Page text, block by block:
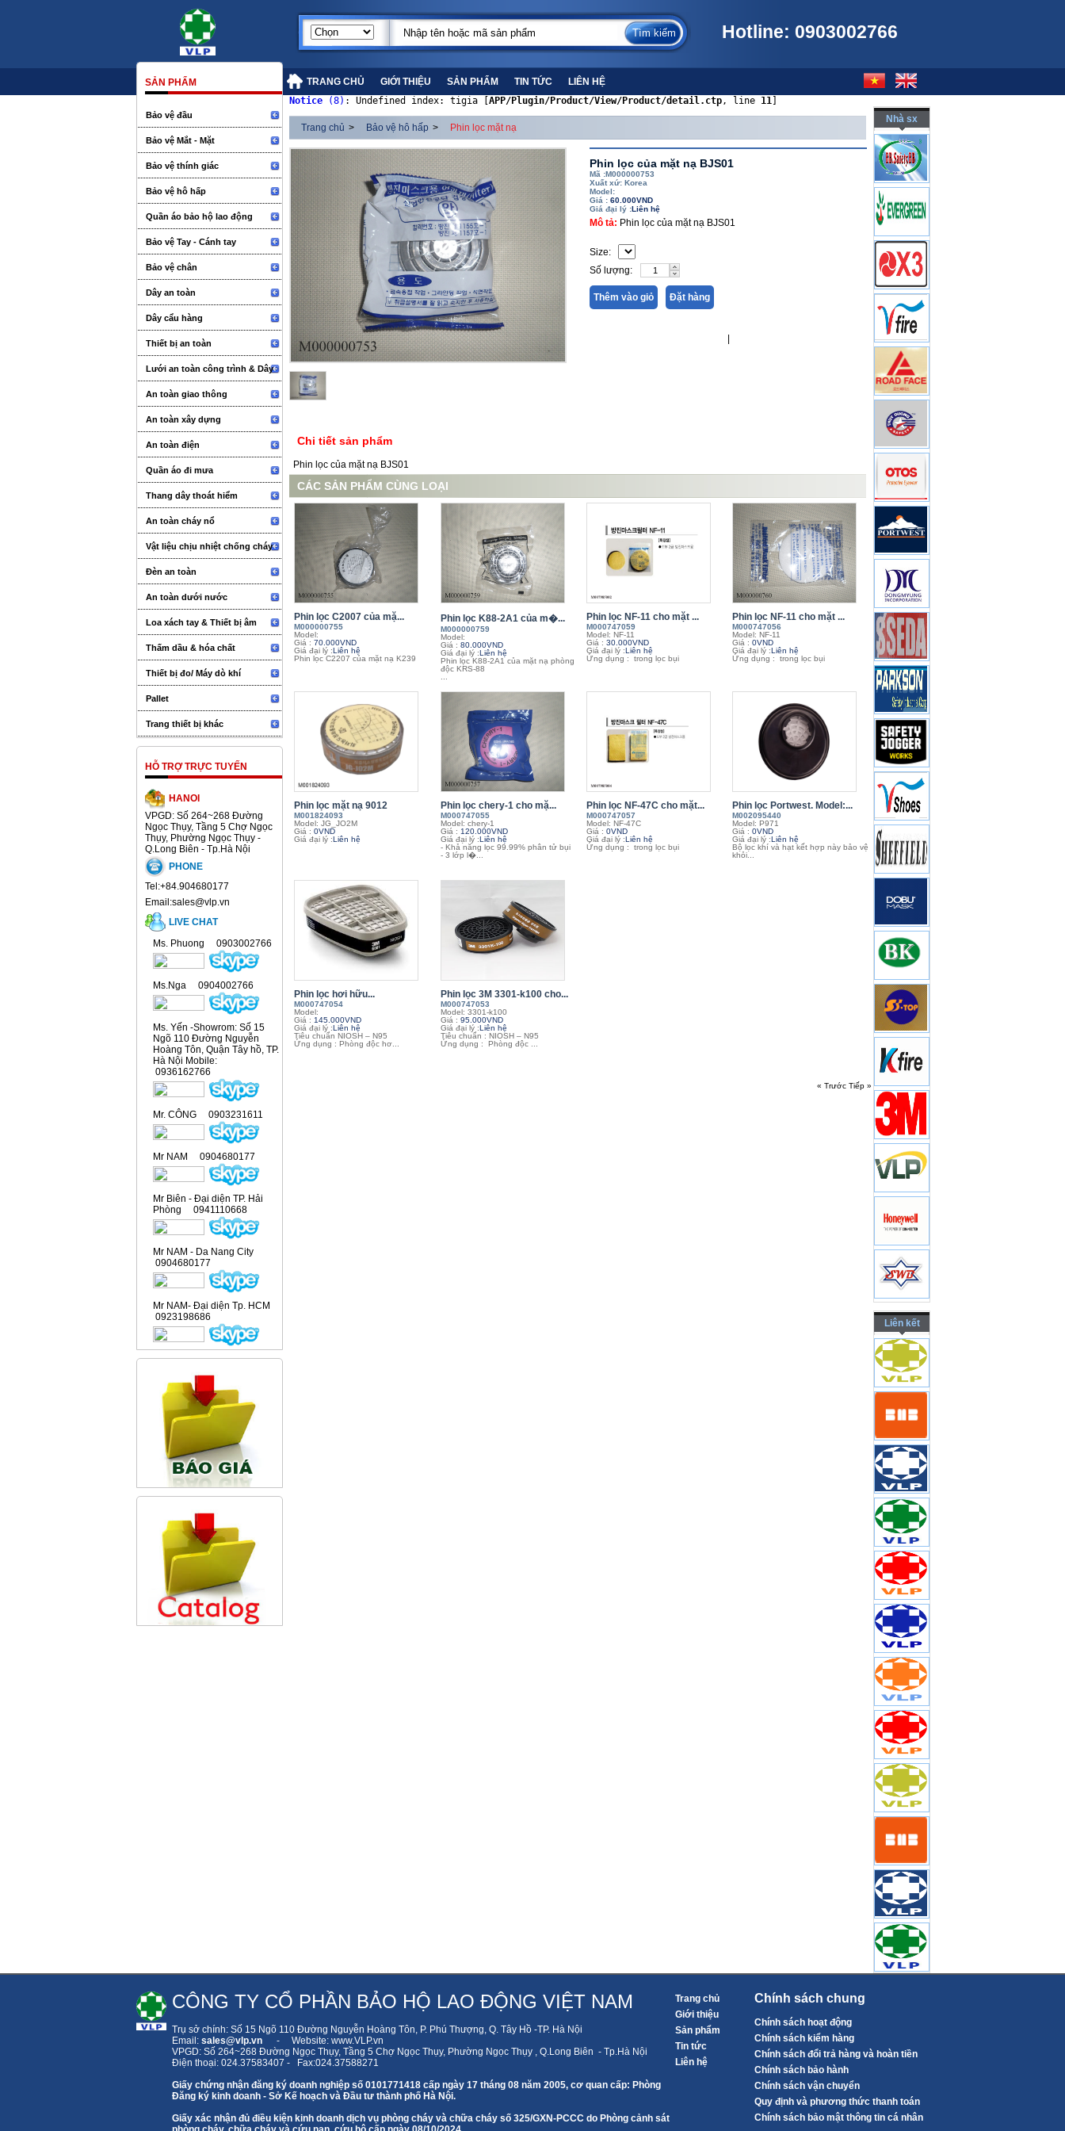
Hotline: 0903002766
TRANG CHỦ GIỚI THIỆU SẢN PHẨM TIN TỨC LIÊN HỆ
SẢN PHẨM
Bảo vệ đầu
Bảo vệ Mắt - Mặt
Bảo vệ thính giác
Bảo vệ hô hấp
Quần áo bảo hộ lao động
Bảo vệ Tay - Cánh tay
Bảo vệ chân
Dây an toàn
Dây cẩu hàng
Thiết bị an toàn
Lưới an toàn công trình & Dây
An toàn giao thông
An toàn xây dựng
An toàn điện
Quần áo đi mưa
Thang dây thoát hiểm
An toàn cháy nổ
Vật liệu chịu nhiệt chống cháy
Đèn an toàn
An toàn dưới nước
Loa xách tay & Thiết bị âm
thanh sự kiện
Thấm dầu & hóa chất
Thiết bị đo/ Máy dò khí
Pallet
Trang thiết bị khác
HỖ TRỢ TRỰC TUYẾN
HANOI
VPGD: Số 264~268 Đường
Ngọc Thụy, Tầng 5 Chợ Ngọc
Thụy, Phường Ngọc Thụy -
Q.Long Biên - Tp.Hà Nội
PHONE
Tel:+84.904680177
Email:sales@vlp.vn
LIVE CHAT
Ms. Phuong 0903002766
Ms.Nga 0904002766
Ms. Yến -Showrom: Số 15
Ngõ 110 Đường Nguyễn
Hoàng Tôn, Quận Tây hồ, TP.
Hà Nội Mobile:
0936162766
Mr. CÔNG 0903231611
Mr NAM 0904680177
Mr Biên - Đại diện TP. Hải
Phòng 0941110668
Mr NAM - Da Nang City
0904680177
Mr NAM- Đại diện Tp. HCM
0923198686
Notice (8) : Undefined index: tigia [ APP/Plugin/Product/View/Product/detail.ctp, line 11
Trang chủ > Bảo vệ hô hấp > Phin lọc mặt nạ
Phin lọc của mặt nạ BJS01
Mã :M000000753
Xuất xứ: Korea
Model:
Giá : 60.000VND
Giá đại lý :Liên hệ
Mô tả: Phin lọc của mặt nạ BJS01
Size:
Số lượng:
Thêm vào giỏ Đặt hàng
Chi tiết sản phẩm
Phin lọc của mặt nạ BJS01
CÁC SẢN PHẨM CÙNG LOẠI
Phin lọc C2007 của mặ...
M000000755
Model:
Giá : 70.000VND
Giá đại lý :Liên hệ
Phin lọc C2207 của mặt nạ K239
Phin lọc K88-2A1 của m�...
M000000759
Model:
Giá : 80.000VND
Giá đại lý :Liên hệ
Phin lọc K88-2A1 của mặt nạ phòng
độc KRS-88
Phin lọc NF-11 cho mặt ...
M000747059
Model: NF-11
Giá : 30.000VND
Giá đại lý :Liên hệ
Ứng dụng : trong lọc bụi
Phin lọc NF-11 cho mặt ...
M000747056
Model: NF-11
Giá : 0VND
Giá đại lý :Liên hệ
Ứng dụng : trong lọc bụi
Phin lọc mặt nạ 9012
M001824093
Model: JG_JO2M
Giá : 0VND
Giá đại lý :Liên hệ
Phin lọc chery-1 cho mặ...
M000747055
Model: chery-1
Giá : 120.000VND
Giá đại lý :Liên hệ
- Khả năng lọc 99.99% phân tử bụi
- 3 lớp l�...
Phin lọc NF-47C cho mặt...
M000747057
Model: NF-47C
Giá : 0VND
Giá đại lý :Liên hệ
Ứng dụng : trong lọc bụi
Phin lọc Portwest. Model:...
M002095440
Model: P971
Giá : 0VND
Giá đại lý :Liên hệ
Bộ lọc khí và hạt kết hợp này bảo vệ
khỏi...
Phin lọc hơi hữu...
M000747054
Model:
Giá : 145.000VND
Giá đại lý :Liên hệ
Tiêu chuẩn NIOSH – N95
Ứng dụng : Phòng độc hơ...
Phin lọc 3M 3301-k100 cho...
M000747053
Model: 3301-k100
Giá : 95.000VND
Giá đại lý :Liên hệ
Tiêu chuẩn : NIOSH – N95
Ứng dụng : Phòng độc ...
« Trước Tiếp »
Nhà sx
Liên kết
CÔNG TY CỔ PHẦN BẢO HỘ LAO ĐỘNG VIỆT NAM
Trụ sở chính: Số 15 Ngõ 110 Đường Nguyễn Hoàng Tôn, P. Phú Thượng, Q. Tây Hồ -TP. Hà Nội
Email: sales@vlp.vn - Website: www.VLP.vn
VPGD: Số 264~268 Đường Ngọc Thụy, Tầng 5 Chợ Ngọc Thụy, Phường Ngọc Thụy , Q.Long Biên - Tp.Hà Nội
Điện thoại: 024.37583407 - Fax:024.37588271
Giấy chứng nhận đăng ký doanh nghiệp số 0101771418 cấp ngày 17 tháng 08 năm 2005, cơ quan cấp: Phòng
Đăng ký kinh doanh - Sở Kế hoạch và Đầu tư thành phố Hà Nội.
Giấy xác nhận đủ điều kiện kinh doanh dịch vụ phòng cháy và chữa cháy số 325/GXN-PCCC do Phòng cảnh sát
Trang chủ
Giới thiệu
Sản phẩm
Tin tức
Liên hệ
Chính sách chung
Chính sách hoạt động
Chính sách kiểm hàng
Chính sách đổi trả hàng và hoàn tiền
Chính sách bảo hành
Chính sách vận chuyển
Quy định và phương thức thanh toán
Chính sách bảo mật thông tin cá nhân